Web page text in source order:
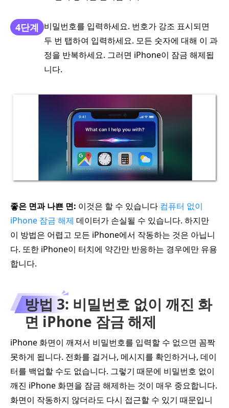
4단계 비밀번호를 입력하세요. 번호가 강조 표시되면
두 번 탭하여 입력하세요. 모든 숫자에 대해 이 과
정을 반복하세요. 그러면 iPhone이 잠금 해제됩
니다.
좋은 면과 나쁜 면: 이것은 할 수 있습니다 컴퓨터 없이
iPhone 잠금 해제 데이터가 손실될 수 있습니다. 하지만
이 방법은 어렵고 모든 iPhone에서 작동하는 것은 아닙니
다. 또한 iPhone이 터치에 약간만 반응하는 경우에만 유용
합니다.
방법 3: 비밀번호 없이 깨진 화
면 iPhone 잠금 해제
iPhone 화면이 깨져서 비밀번호를 입력할 수 없으면 꼼짝
못하게 됩니다. 전화를 걸거나, 메시지를 확인하거나, 데이
터를 백업할 수도 없습니다. 그렇기 때문에 비밀번호 없이
깨진 iPhone 화면을 잠금 해제하는 것이 매우 중요합니다.
화면이 작동하지 않더라도 다시 접근할 수 있기 때문입니